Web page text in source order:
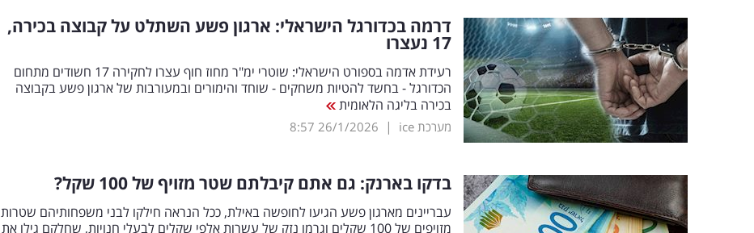
דרמה בכדורגל הישראלי: ארגון פשע השתלט על קבוצה בכירה,
17 נעצרו
רעידת אדמה בספורט הישראלי: שוטרי ימ"ר מחוז חוף עצרו לחקירה 17 חשודים מתחום
הכדורגל - בחשד להטיות משחקים - שוחד והימורים ובמעורבות של ארגון פשע בקבוצה
בכירה בליגה הלאומית
מערכת ice |
26/1/2026
8:57
בדקו בארנק: גם אתם קיבלתם שטר מזויף של 100 שקל?
עבריינים מארגון פשע הגיעו לחופשה באילת, ככל הנראה חילקו לבני משפחותיהם שטרות
מזויפים של 100 שקלים וגרמו נזק של עשרות אלפי שקלים לבעלי חנויות, שחלקם גילו את